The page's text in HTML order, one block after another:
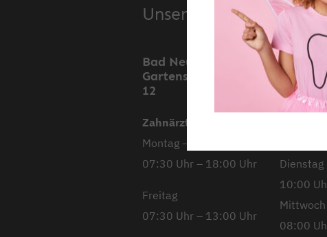
Unsere Standorte.
Bad Neustadt,
Gartenstraße 11 &
12
Zahnärztliche Praxis
Montag – Donnerstag
07:30 Uhr – 18:00 Uhr
Freitag
07:30 Uhr – 13:00 Uhr
Straße
Dienstag
10:00
Mittwoch
08:00